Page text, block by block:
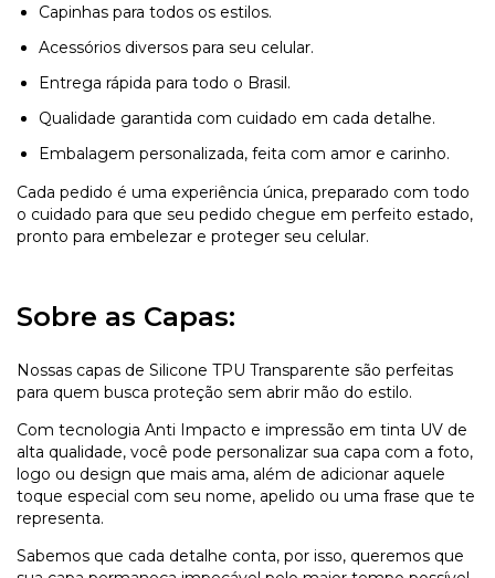
Capinhas para todos os estilos.
Acessórios diversos para seu celular.
Entrega rápida para todo o Brasil.
Qualidade garantida com cuidado em cada detalhe.
Embalagem personalizada, feita com amor e carinho.
Cada pedido é uma experiência única, preparado com todo
o cuidado para que seu pedido chegue em perfeito estado,
pronto para embelezar e proteger seu celular.
Sobre as Capas:
Nossas capas de Silicone TPU Transparente são perfeitas
para quem busca proteção sem abrir mão do estilo.
Com tecnologia Anti Impacto e impressão em tinta UV de
alta qualidade, você pode personalizar sua capa com a foto,
logo ou design que mais ama, além de adicionar aquele
toque especial com seu nome, apelido ou uma frase que te
representa.
Sabemos que cada detalhe conta, por isso, queremos que